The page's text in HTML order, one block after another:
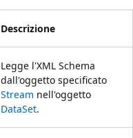
Descrizione
Legge l'XML Schema
dall'oggetto specificato
Stream nell'oggetto
DataSet.